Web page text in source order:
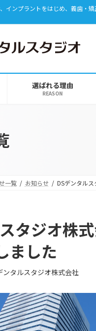
インプラントをはじめ、義歯・
選ばれる理由
REASON
一覧 お知らせ DSデンタル
タジオ株
ました
ンタルスタジオ株式会社